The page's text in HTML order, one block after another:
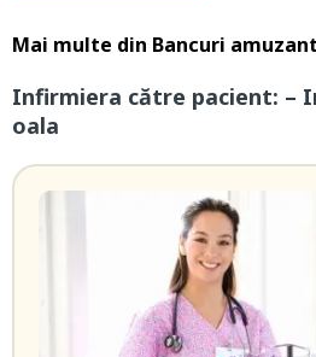
Mai multe din Bancuri
Infirmiera către pacient: –
oala